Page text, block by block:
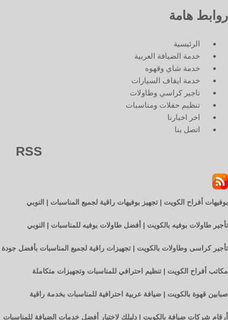
روابط هامة
الرئيسية
خدمة الضيافة العربية
خدمة شاي وقهوه
خدمة ايقاف السيارات
تاجير كراسي وطاولات
تنظيم حفلات ومناسبات
اخر اخبارنا
اتصل بنا
RSS
بوفيهات أفراح الكويت | تجهيز بوفيهات راقية لجميع المناسبات | النوبي
تأجير طاولات بوفيه بالكويت | أفضل طاولات بوفيه للمناسبات | النوبي
تأجير كراسى وطاولات بالكويت | تجهيزات راقية لجميع المناسبات بأفضل جودة
مكاتب أفراح الكويت | تنظيم احترافي للمناسبات وتجهيزات متكاملة
صبابين قهوة بالكويت | ضيافة عربية احترافية للمناسبات بخدمة راقية
أرقام شركات ضيافة بالكويت | دليلك لاختيار أفضل خدمات الضيافة للمناسبات